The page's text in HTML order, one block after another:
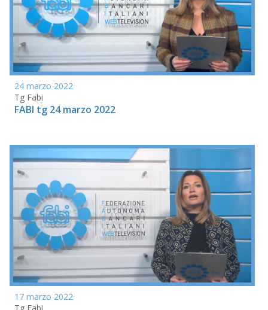
24 marzo 2022
Tg Fabi
FABI tg 24 marzo 2022
17 marzo 2022